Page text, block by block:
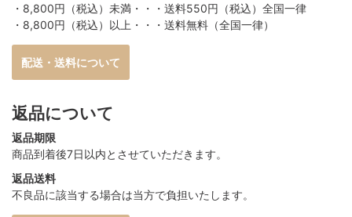
・8,800円（税込）未満・・・送料550円（税込）全国一律
・8,800円（税込）以上・・・送料無料（全国一律）
配送・送料について
返品について
返品期限
商品到着後7日以内とさせていただきます。
返品送料
不良品に該当する場合は当方で負担いたします。